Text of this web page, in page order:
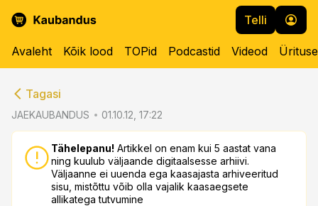
Telli
Avaleht Kõik lood TOPid Podcastid Videod
Tagasi
JAEKAUBANDUS 01.10.12, 17:22
Tähelepanu! Artikkel on enam kui 5 aastat vana
ning kuulub väljaande digitaalsesse arhiivi.
Väljaanne ei uuenda ega kaasajasta arhiveeritud
sisu, mistõttu võib olla vajalik kaasaegsete
allikatega tutvumine